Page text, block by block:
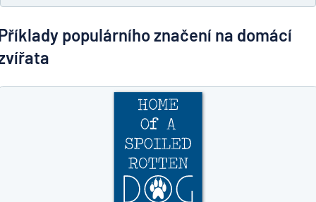
Transparenty
Začněte navrhovat
Zobrazit všechny kategorie
si
populárního značení na domácí